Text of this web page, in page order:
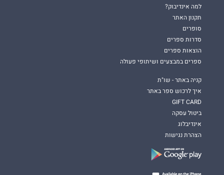
למה אינדיבוק?
תקנון האתר
סופרים
סדרות ספרים
הוצאות ספרים
ספרים במבצעים ושיתופי פעולה
קניה באתר - שו"ת
איך לרכוש ספר באתר
GIFT CARD
ביטול עסקה
אינדיבלוג
הצהרת נגישות